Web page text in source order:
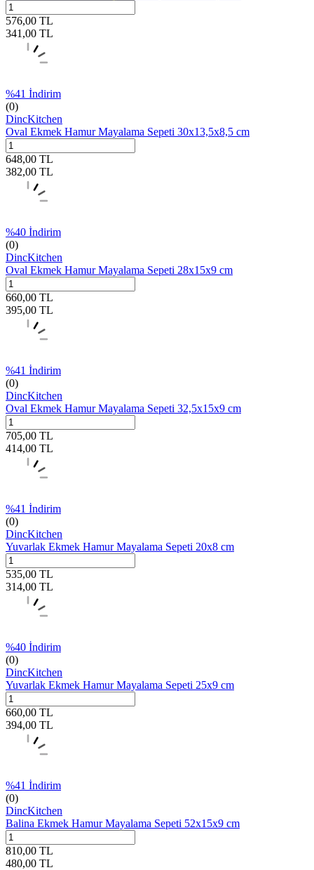
576,00 TL
341,00 TL
%41 İndirim
(0)
DincKitchen
Oval Ekmek Hamur Mayalama Sepeti 30x13,5x8,5 cm
648,00 TL
382,00 TL
%40 İndirim
(0)
DincKitchen
Oval Ekmek Hamur Mayalama Sepeti 28x15x9 cm
660,00 TL
395,00 TL
%41 İndirim
(0)
DincKitchen
Oval Ekmek Hamur Mayalama Sepeti 32,5x15x9 cm
705,00 TL
414,00 TL
%41 İndirim
(0)
DincKitchen
Yuvarlak Ekmek Hamur Mayalama Sepeti 20x8 cm
535,00 TL
314,00 TL
%40 İndirim
(0)
DincKitchen
Yuvarlak Ekmek Hamur Mayalama Sepeti 25x9 cm
660,00 TL
394,00 TL
%41 İndirim
(0)
DincKitchen
Balina Ekmek Hamur Mayalama Sepeti 52x15x9 cm
810,00 TL
480,00 TL